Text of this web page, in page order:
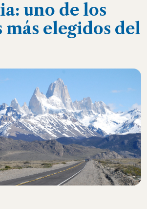
uno de los
más elegidos del